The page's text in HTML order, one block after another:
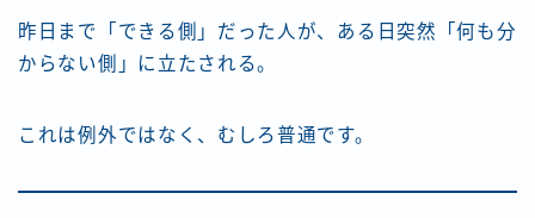
昨日まで「できる側」だった人が、ある日突然「何も分
からない側」に立たされる。
これは例外ではなく、むしろ普通です。